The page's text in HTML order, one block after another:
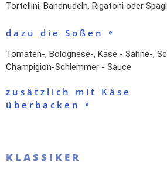
Tortellini, Bandnudeln, Rigatoni oder
dazu die Soßen ⁹
Tomaten-, Bolognese-, Käse - Sahne-,
Champigion-Schlemmer - Sauce
zusätzlich mit Käse
überbacken ⁹
KLASSIKER